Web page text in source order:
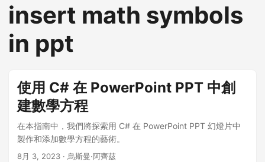
insert math symbols
in ppt
使用 C# 在 PowerPoint PPT 中創
建數學方程
在本指南中，我們將探索用 C# 在 PowerPoint PPT 幻燈片中
製作和添加數學方程的藝術。
8月 3, 2023 · 烏斯曼·阿齊茲